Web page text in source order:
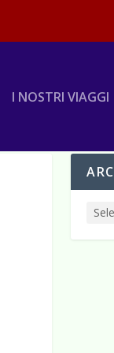
I NOSTRI VIAGGI